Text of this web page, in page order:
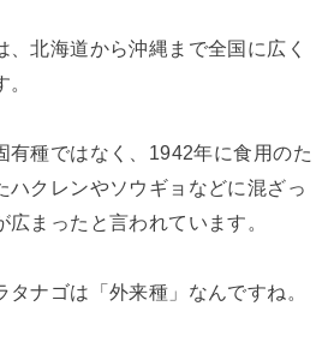
、北海道から沖縄まで全国に広く
有種ではなく、1942年に食用のた
ハクレンやソウギョなどに混ざっ
まったと言われています。
ナゴは「外来種」なんですね。